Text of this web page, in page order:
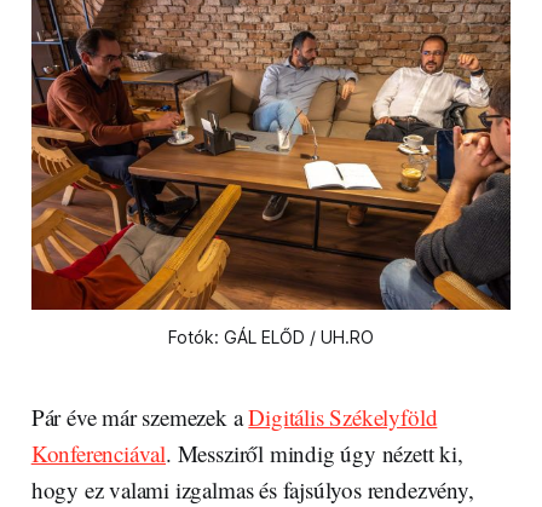
Fotók: GÁL ELŐD / UH.RO
Pár éve már szemezek aDigitális Székelyföld
Konferenciával. Messziről mindig úgy nézett ki,
hogy ez valami izgalmas és fajsúlyos rendezvény,